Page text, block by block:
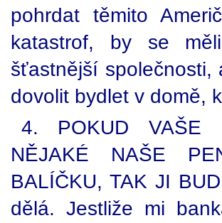
pohrdat těmito
katastrof, by se
šťastnější společnosti,
dovolit bydlet v domě,
4. POKUD VAŠE
NĚJAKÉ NAŠE
BALÍČKU, TAK JI
dělá. Jestliže mi